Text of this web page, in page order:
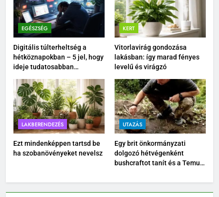
EGÉSZSÉG
Digitális túlterheltség a
hétköznapokban – 5 jel, hogy
ideje tudatosabban
KERT
Vitorlavirág gondozása
lakásban: így marad fényes
levelű és virágzó
LAKBERENDEZÉS
Ezt mindenképpen tartsd be
ha szobanövényeket nevelsz
UTAZÁS
Egy brit önkormányzati
dolgozó hétvégenként
bushcraftot tanít és a Temu